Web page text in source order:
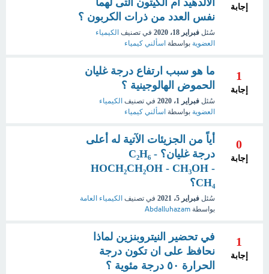
إجابة
الالدهيد أم الكيتون التى لهما
نفس العدد من ذرات الكربون ؟
سُئل فبراير 18، 2020 في تصنيف الكيمياء
العضوية بواسطة اسألني كيمياء
1
إجابة
ما هو سبب ارتفاع درجة غليان
الحموض الهالوجينية ؟
سُئل فبراير 1، 2020 في تصنيف الكيمياء
العضوية بواسطة اسألني كيمياء
0
إجابة
أياً من الجزيئات الآتية له أعلى
درجة غليان؟ C₂H₆ -
HOCH₂CH₂OH - CH₃OH -
CH₄؟
سُئل فبراير 5، 2021 في تصنيف الكيمياء العامة
بواسطة Abdalluhazam
1
إجابة
في تحضير النيتروبنزين لماذا
نحافظ على ان تكون درجة
الحرارة ٥٠ درجة مئوية ؟